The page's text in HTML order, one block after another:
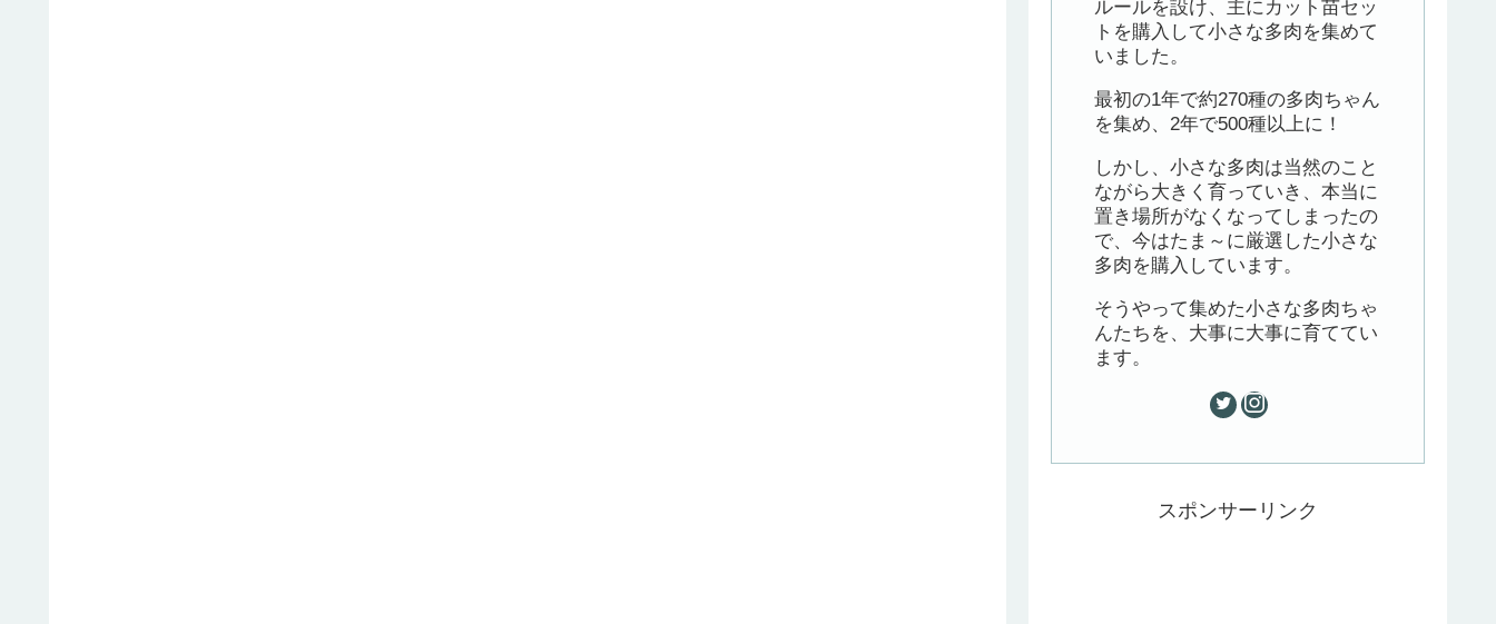
ルールを設け、主にカット苗セッ
トを購入して小さな多肉を集めて
いました。
最初の1年で約270種の多肉ちゃん
を集め、2年で500種以上に！
しかし、小さな多肉は当然のこと
ながら大きく育っていき、本当に
置き場所がなくなってしまったの
で、今はたま～に厳選した小さな
多肉を購入しています。
そうやって集めた小さな多肉ちゃ
んたちを、大事に大事に育ててい
ます。
スポンサーリンク